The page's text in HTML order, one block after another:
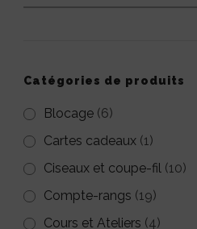
peuvent
être
choisies
Catégories de produits
Blocage (6)
Cartes cadeaux (1)
Ciseaux et coupe-fil (10)
Compte-rangs (19)
Cours et Ateliers (4)